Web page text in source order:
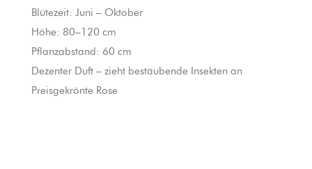
Blütezeit: Juni – Oktober
Höhe: 80–120 cm
Pflanzabstand: 60 cm
Dezenter Duft – zieht bestäubende Insekten an
Preisgekrönte Rose